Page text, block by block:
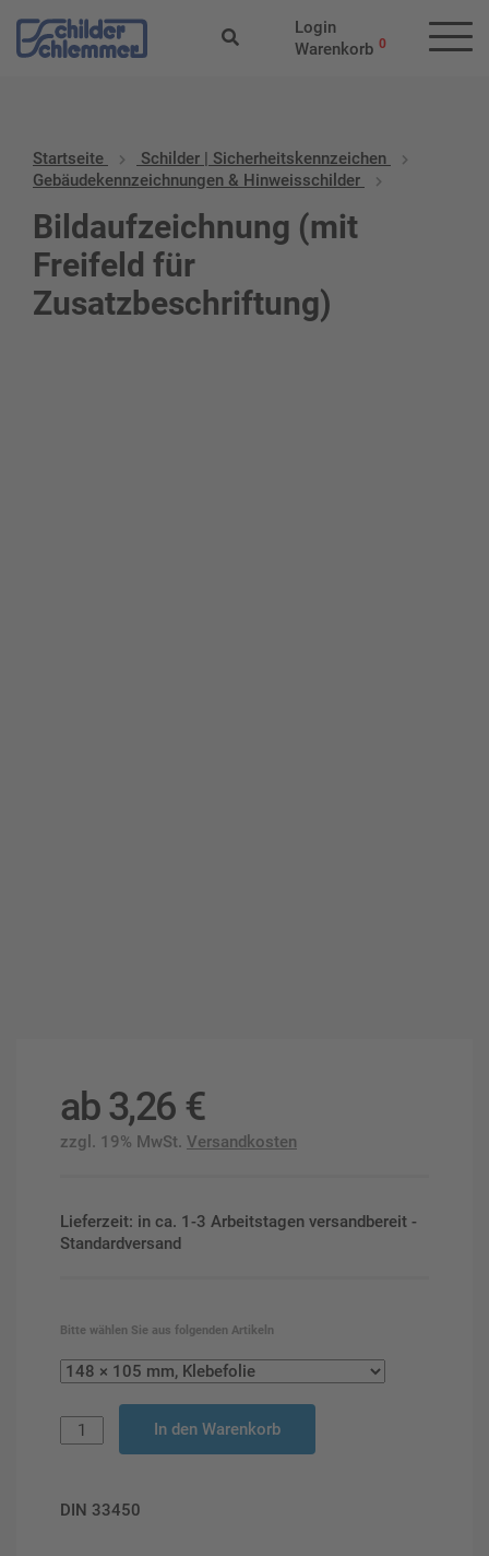
Login
Warenkorb 0
Startseite
Schilder | Sicherheitskennzeichen
Gebäudekennzeichnungen & Hinweisschilder
Bildaufzeichnung (mit
Freifeld für
Zusatzbeschriftung)
ab3,26 €
zzgl. 19% MwSt. Versandkosten
Lieferzeit: in ca. 1-3 Arbeitstagen versandbereit -
Standardversand
Bitte wählen Sie aus folgenden Artikeln
In den Warenkorb
DIN 33450